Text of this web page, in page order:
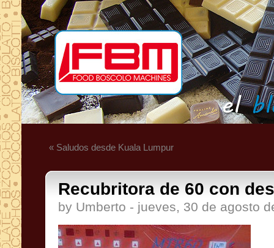
« Saludos desde Kuala Lumpur
Recubritora de 60 con
by Umberto - jueves, 30 de agosto